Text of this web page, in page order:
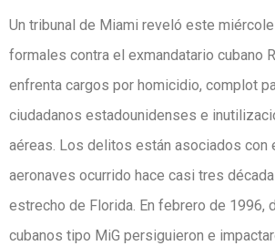
Un tribunal de Miami reveló este
formales contra el exmandatario cubano
enfrenta cargos por homicidio, complot
ciudadanos estadounidenses e
aéreas. Los delitos están asociados con
aeronaves ocurrido hace casi tres
estrecho de Florida. En febrero de 1996,
cubanos tipo MiG persiguieron e